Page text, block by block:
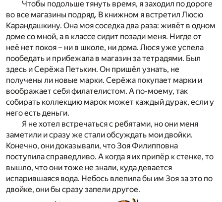
Чтобы подольше тянуть время, я заходил по дороге
во все магазины подряд. В книжном я встретил Люсю
Карандашкину. Она моя соседка два раза: живёт в одном
доме со мной, а в классе сидит позади меня. Нигде от
неё нет покоя – ни в школе, ни дома. Люся уже успела
пообедать и прибежала в магазин за тетрадями. Был
здесь и Серёжа Петькин. Он пришёл узнать, не
получены ли новые марки. Серёжа покупает марки и
воображает себя филателистом. А по-моему, так
собирать коллекцию марок может каждый дурак, если у
него есть деньги.
Я не хотел встречаться с ребятами, но они меня
заметили и сразу же стали обсуждать мои двойки.
Конечно, они доказывали, что Зоя Филипповна
поступила справедливо. А когда я их припёр к стенке, то
вышло, что они тоже не знали, куда девается
испарившаяся вода. Небось влепила бы им Зоя за это по
двойке, они бы сразу запели другое.